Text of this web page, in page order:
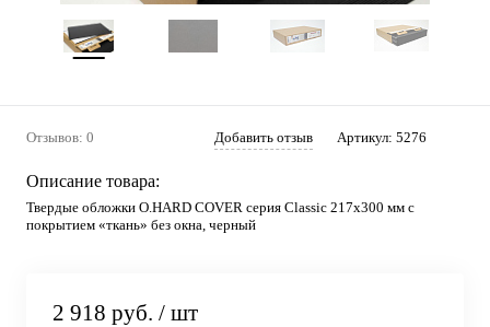
Отзывов: 0 Добавить отзыв Артикул: 5276
Описание товара:
Твердые обложки O.HARD COVER серия Classic 217x300 мм с
покрытием «ткань» без окна, черный
2 918 руб. / шт